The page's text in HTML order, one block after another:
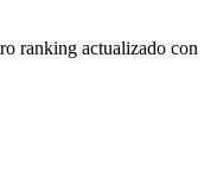
ranking actualizado con